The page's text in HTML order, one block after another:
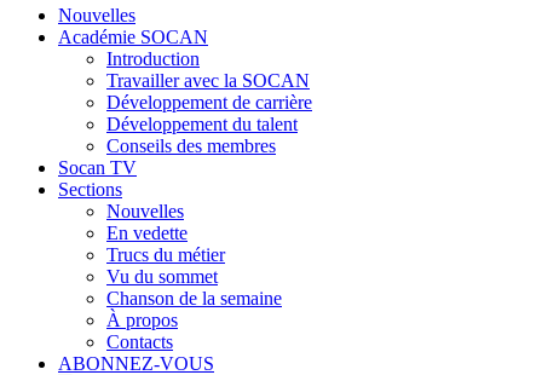
Nouvelles
Académie SOCAN
Introduction
Travailler avec la SOCAN
Développement de carrière
Développement du talent
Conseils des membres
Socan TV
Sections
Nouvelles
En vedette
Trucs du métier
Vu du sommet
Chanson de la semaine
À propos
Contacts
ABONNEZ-VOUS